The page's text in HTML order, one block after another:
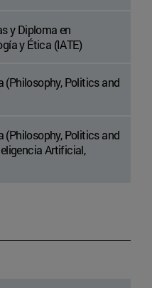
y Diploma en
y Ética (IATE)
(Philosophy, Politics and
(Philosophy, Politics and
Artificial,